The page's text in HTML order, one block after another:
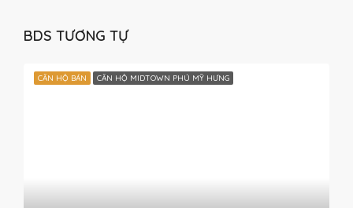
BDS TƯƠNG TỰ
CĂN HỘ BÁN CĂN HỘ MIDTOWN PHÚ MỸ HƯNG